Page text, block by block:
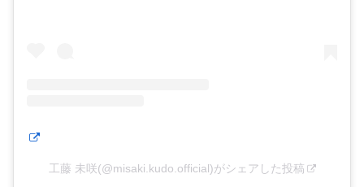
工藤 未咲(@misaki.kudo.official)がシェアした投稿